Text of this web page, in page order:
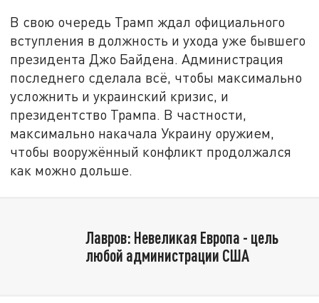
В свою очередь Трамп ждал официального
вступления в должность и ухода уже бывшего
президента Джо Байдена. Администрация
последнего сделала всё, чтобы максимально
усложнить и украинский кризис, и
президентство Трампа. В частности,
максимально накачала Украину оружием,
чтобы вооружённый конфликт продолжался
как можно дольше.
Лавров: Невеликая Европа - цель
любой администрации США